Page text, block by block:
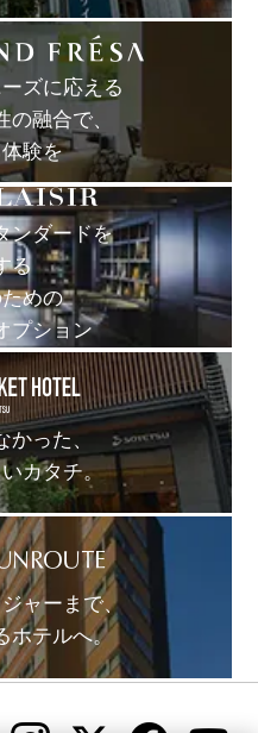
ズに応える
融合で、
験を
ンダードを
る
めの
プション
った、
カタチ。
ャーまで、
ホテルへ。